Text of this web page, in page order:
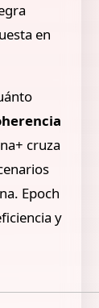
en
cruza
Epoch
y